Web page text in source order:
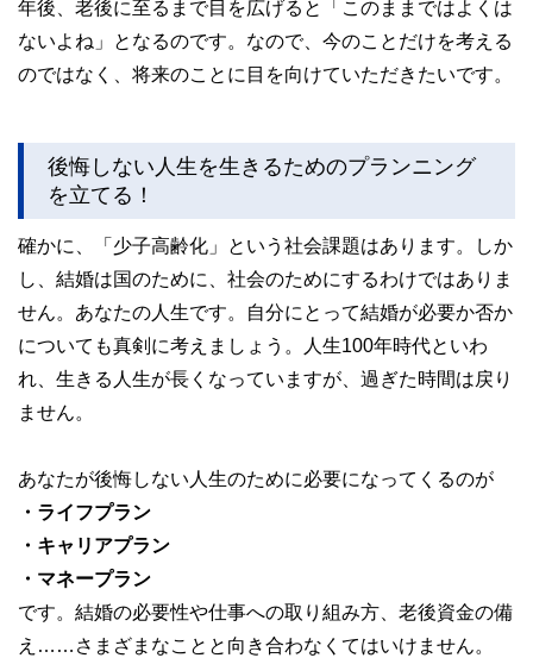
年後、老後に至るまで目を広げると「このままではよくは
ないよね」となるのです。なので、今のことだけを考える
のではなく、将来のことに目を向けていただきたいです。
後悔しない人生を生きるためのプランニング
を立てる！
確かに、「少子高齢化」という社会課題はあります。しか
し、結婚は国のために、社会のためにするわけではありま
せん。あなたの人生です。自分にとって結婚が必要か否か
についても真剣に考えましょう。人生100年時代といわ
れ、生きる人生が長くなっていますが、過ぎた時間は戻り
ません。
あなたが後悔しない人生のために必要になってくるのが
・ライフプラン
・キャリアプラン
・マネープラン
です。結婚の必要性や仕事への取り組み方、老後資金の備
え……さまざまなことと向き合わなくてはいけません。